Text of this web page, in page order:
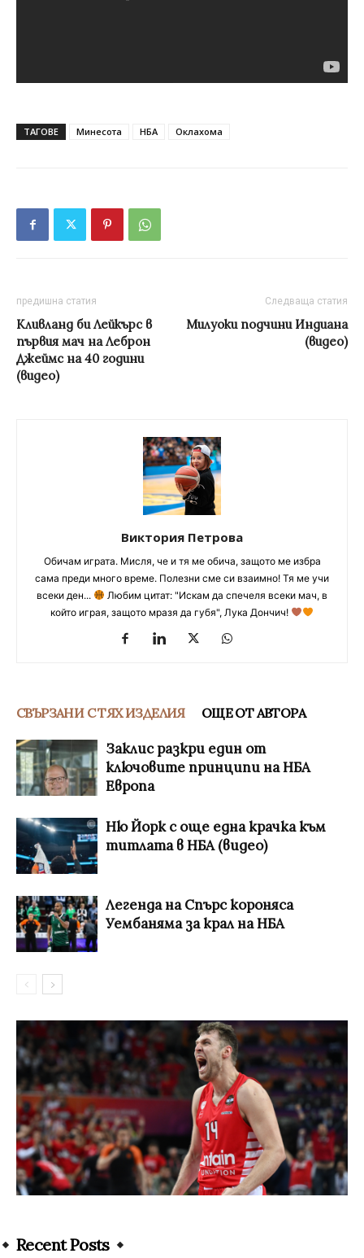
ТАГОВЕ Минесота НБА Оклахома
предишна статия
Кливланд би Лейкърс в
първия мач на Леброн
Джеймс на 40 години
(видео)
Следваща статия
Милуоки подчини Индиана
(видео)
Виктория Петрова
Обичам играта. Мисля, че и тя ме обича, защото ме избра
сама преди много време. Полезни сме си взаимно! Тя ме учи
всеки ден...
Любим цитат: "Искам да спечеля всеки мач, в
който играя, защото мразя да губя", Лука Дончич!
СВЪРЗАНИ С ТЯХ ИЗДЕЛИЯ ОЩЕ ОТ АВТОРА
Заклис разкри един от
ключовите принципи на НБА
Европа
Ню Йорк с още една крачка към
титлата в НБА (видео)
Легенда на Спърс короняса
Уембаняма за крал на НБА
Recent Posts